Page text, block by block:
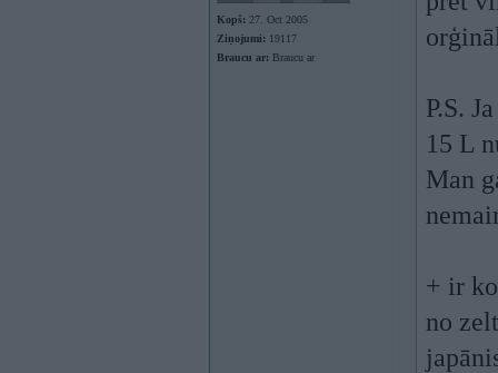
Kopš: 27. Oct 2005
Ziņojumi: 19117
Braucu ar: Braucu ar
P.S.
15 L
Man
+ ir
no